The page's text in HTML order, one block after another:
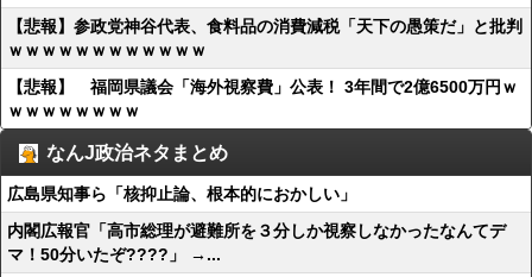
【悲報】参政党神谷代表、食料品の消費減税「天下の愚策だ」と批判
ｗｗｗｗｗｗｗｗｗｗｗｗ
【悲報】 福岡県議会「海外視察費」公表！ 3年間で2億6500万円ｗ
ｗｗｗｗｗｗｗｗ
なんJ政治ネタまとめ
広島県知事ら「核抑止論、根本的におかしい」
内閣広報官「高市総理が避難所を３分しか視察しなかったなんてデ
マ！50分いたぞ????」 →...